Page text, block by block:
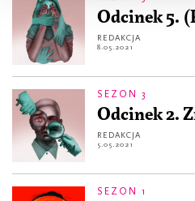
Odcinek 5.
REDAKCJA
8.05.2021
SEZON 3
Odcinek 2.
REDAKCJA
5.05.2021
SEZON 1